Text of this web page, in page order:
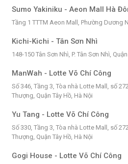
Sumo Yakiniku - Aeon Mall Hà
Tầng 1 TTTM Aeon Mall, Phường Dương
Kichi-Kichi - Tân Sơn Nhì
148-150 Tân Sơn Nhì, P. Tân Sơn Nhì,
ManWah - Lotte Võ Chí Công
Số 346, Tầng 3, Tòa nhà Lotte Mall, số
Thượng, Quận Tây Hồ, Hà Nội
Yu Tang - Lotte Võ Chí Công
Số 330, Tầng 3, Tòa nhà Lotte Mall, số
Thượng, Quận Tây Hồ, Hà Nội
Gogi House - Lotte Võ Chí Công